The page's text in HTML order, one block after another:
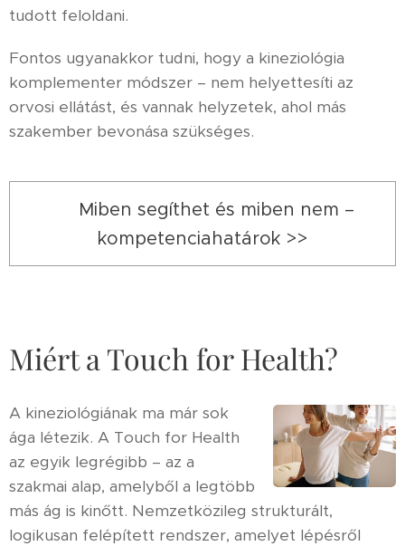
tudott feloldani.
Fontos ugyanakkor tudni, hogy a kineziológia
komplementer módszer – nem helyettesíti az
orvosi ellátást, és vannak helyzetek, ahol más
szakember bevonása szükséges.
👉 Miben segíthet és miben nem –
kompetenciahatárok >>
Miért a Touch for Health?
A kineziológiának ma már sok
ága létezik. A Touch for Health
az egyik legrégibb – az a
szakmai alap, amelyből a legtöbb
más ág is kinőtt. Nemzetközileg strukturált,
logikusan felépített rendszer, amelyet lépésről